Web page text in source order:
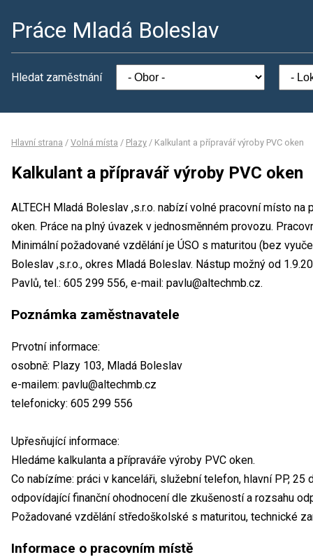
Práce Mladá Boleslav
Hledat zaměstnání
Hlavní strana / Volná místa / Plazy / Kalkulant a přípravář výroby PVC oken
Kalkulant a přípravář výroby PVC oken
ALTECH Mladá Boleslav ,s.r.o. nabízí volné pracovní místo
oken. Práce na plný úvazek v jednosměnném provozu.
Minimální požadované vzdělání je ÚSO s maturitou (bez
Boleslav ,s.r.o., okres Mladá Boleslav. Nástup možný od
Pavlů, tel.: 605 299 556, e-mail: pavlu@altechmb.cz.
Poznámka zaměstnavatele
Prvotní informace:
osobně: Plazy 103, Mladá Boleslav
e-mailem: pavlu@altechmb.cz
telefonicky: 605 299 556
Upřesňující informace:
Hledáme kalkulanta a přípraváře výroby PVC oken.
Co nabízíme: práci v kanceláři, služební telefon, hlavní PP,
odpovídající finanční ohodnocení dle zkušeností a rozsahu
Požadované vzdělání středoškolské s maturitou, technické
Informace o pracovním místě